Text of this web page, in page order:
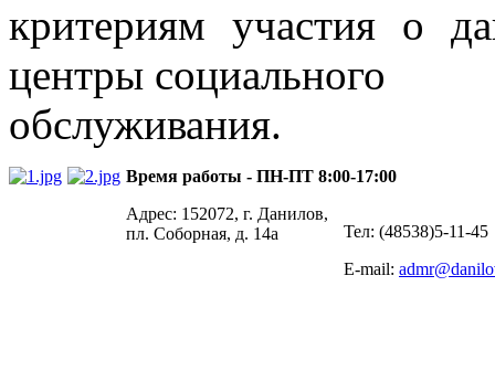
критериям участия о
центры социального
обслуживания.
Время работы - ПН-ПТ 8:00-17:00
Адрес: 152072, г. Данилов,
пл. Соборная, д. 14а
Тел: (48538)5-11-45
E-mail: